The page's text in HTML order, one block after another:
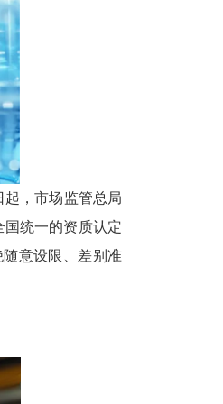
，市场监管总局
国统一的资质认定
随意设限、差别准